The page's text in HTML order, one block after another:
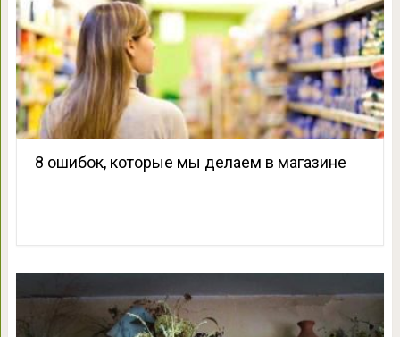
8 ошибок, которые мы делаем в магазине